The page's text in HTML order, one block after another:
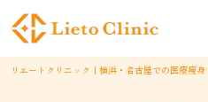
リエートクリニック｜横浜・名古屋での医療痩